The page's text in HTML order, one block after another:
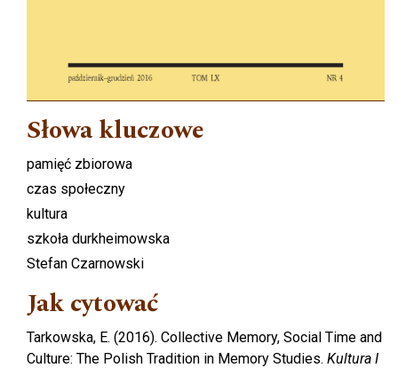
Słowa kluczowe
pamięć zbiorowa
czas społeczny
kultura
szkoła durkheimowska
Stefan Czarnowski
Jak cytować
Tarkowska, E. (2016). Collective Memory, Social Time and
Culture: The Polish Tradition in Memory Studies. Kultura I